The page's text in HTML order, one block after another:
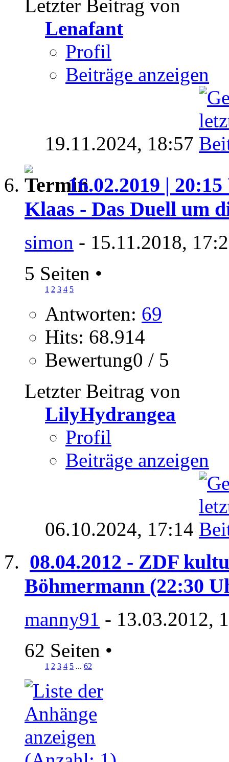
Letzter Beitrag von
Lenafant
Profil
Beiträge anzeigen
19.11.2024, 18:57
16.02.2019 |
Klaas - Das Duell um
simon - 15.11.2018,
5 Seiten •
1 2 3 4 5
Antworten: 69
Hits: 68.914
Bewertung0 / 5
Letzter Beitrag von
LilyHydrangea
Profil
Beiträge anzeigen
06.10.2024, 17:14
08.04.2012 - ZDF
Böhmermann (22:30
manny91 - 13.03.2012,
62 Seiten •
1 2 3 4 5 ... 62